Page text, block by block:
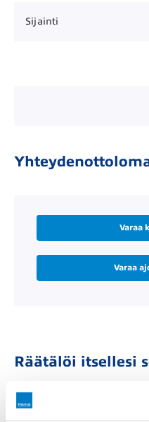
Sijainti
Varaa
Varaa
Räätälöi itsellesi
Rahoitusaika (kk)